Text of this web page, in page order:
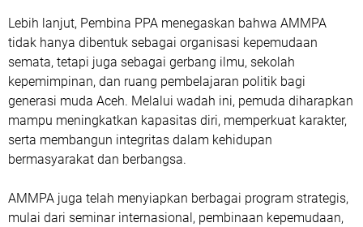
Lebih lanjut, Pembina PPA menegaskan bahwa AMMPA
tidak hanya dibentuk sebagai organisasi kepemudaan
semata, tetapi juga sebagai gerbang ilmu, sekolah
kepemimpinan, dan ruang pembelajaran politik bagi
generasi muda Aceh. Melalui wadah ini, pemuda diharapkan
mampu meningkatkan kapasitas diri, memperkuat karakter,
serta membangun integritas dalam kehidupan
bermasyarakat dan berbangsa.
AMMPA juga telah menyiapkan berbagai program strategis,
mulai dari seminar internasional, pembinaan kepemudaan,